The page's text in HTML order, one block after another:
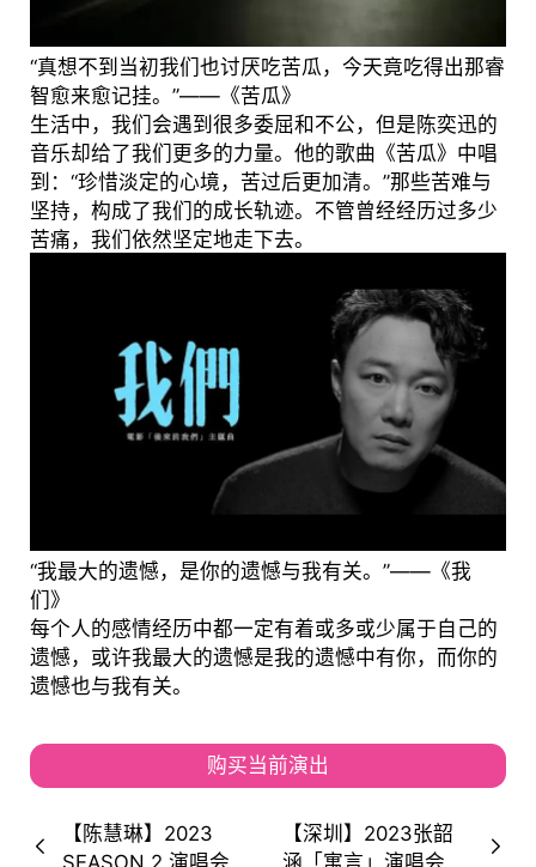
“真想不到当初我们也讨厌吃苦瓜，今天竟吃得出那睿
智愈来愈记挂。”——《苦瓜》
生活中，我们会遇到很多委屈和不公，但是陈奕迅的
音乐却给了我们更多的力量。他的歌曲《苦瓜》中唱
到：“珍惜淡定的心境，苦过后更加清。”那些苦难与
坚持，构成了我们的成长轨迹。不管曾经经历过多少
苦痛，我们依然坚定地走下去。
“我最大的遗憾，是你的遗憾与我有关。”——《我
们》
每个人的感情经历中都一定有着或多或少属于自己的
遗憾，或许我最大的遗憾是我的遗憾中有你，而你的
遗憾也与我有关。
购买当前演出
【陈慧琳】2023
【深圳】2023张韶